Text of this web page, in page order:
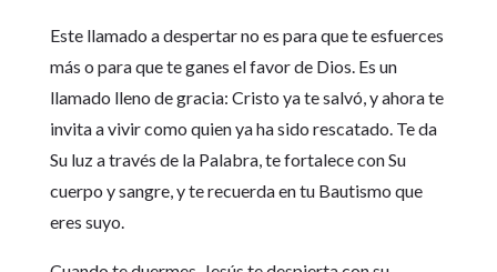
Este llamado a despertar no es para que te esfuerces
más o para que te ganes el favor de Dios. Es un
llamado lleno de gracia: Cristo ya te salvó, y ahora te
invita a vivir como quien ya ha sido rescatado. Te da
Su luz a través de la Palabra, te fortalece con Su
cuerpo y sangre, y te recuerda en tu Bautismo que
eres suyo.